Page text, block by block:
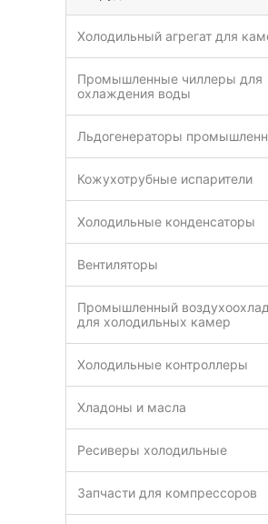
Холодильный агрегат для
Промышленные чиллеры для
охлаждения воды
Льдогенераторы
Кожухотрубные испарители
Холодильные конденсаторы
Вентиляторы
Промышленный
для холодильных камер
Холодильные контроллеры
Хладоны и масла
Ресиверы холодильные
Запчасти для компрессоров